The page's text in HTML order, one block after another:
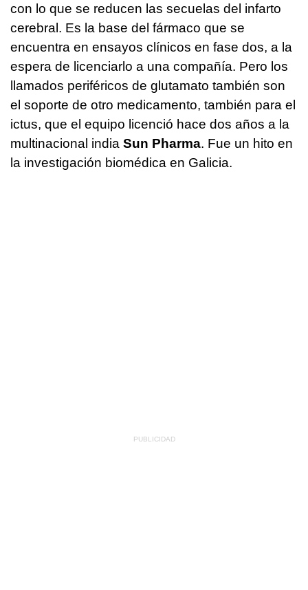
con lo que se reducen las secuelas del infarto
cerebral. Es la base del fármaco que se
encuentra en ensayos clínicos en fase dos, a la
espera de licenciarlo a una compañía. Pero los
llamados periféricos de glutamato también son
el soporte de otro medicamento, también para el
ictus, que el equipo licenció hace dos años a la
multinacional india Sun Pharma. Fue un hito en
la investigación biomédica en Galicia.